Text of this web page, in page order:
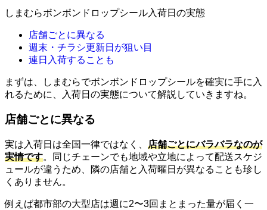
しまむらボンボンドロップシール入荷日の実態
店舗ごとに異なる
週末・チラシ更新日が狙い目
連日入荷することも
まずは、しまむらでボンボンドロップシールを確実に手に入
れるために、入荷日の実態について解説していきますね。
店舗ごとに異なる
実は入荷日は全国一律ではなく、 店舗ごとにバラバラなのが
実情です。同じチェーンでも地域や立地によって配送スケジ
ュールが違うため、隣の店舗と入荷曜日が異なることも珍し
くありません。
例えば都市部の大型店は週に2〜3回まとまった量が届く一